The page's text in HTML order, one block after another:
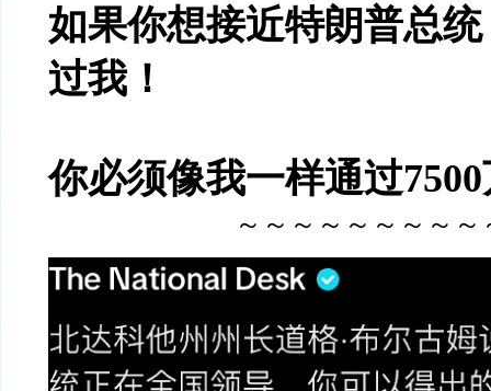
如果你想接近特朗普总
过我！
你必须像我一样通过
～～～～～～～～～